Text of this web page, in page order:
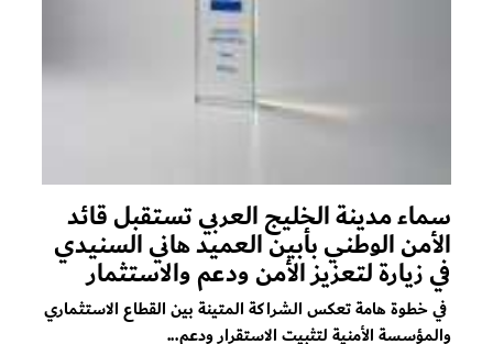
سماء مدينة الخليج العربي تستقبل قائد
الأمن الوطني بأبين العميد هاني السنيدي
في زيارة لتعزيز الأمن ودعم والاستثمار
في خطوة هامة تعكس الشراكة المتينة بين القطاع الاستثماري
والمؤسسة الأمنية لتثبيت الاستقرار ودعم...